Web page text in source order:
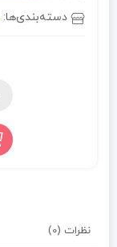
دسته‌بندی‌ها:
نظرات (0)